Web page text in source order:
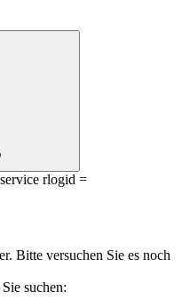
rlogid =
Bitte versuchen Sie es noch
suchen: